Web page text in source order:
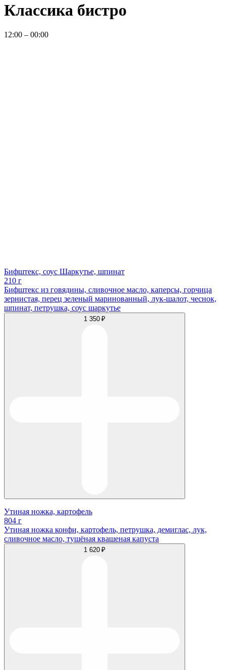
Классика бистро
12:00 – 00:00
Бифштекс, соус Шаркутье, шпинат
210 г
Бифштекс из говядины, сливочное масло, каперсы, горчица
зернистая, перец зеленый маринованный, лук-шалот, чеснок,
шпинат, петрушка, соус шаркутье
1 350 ₽
Утиная ножка, картофель
804 г
Утиная ножка конфи, картофель, петрушка, демиглас, лук,
сливочное масло, тушёная квашеная капуста
1 620 ₽